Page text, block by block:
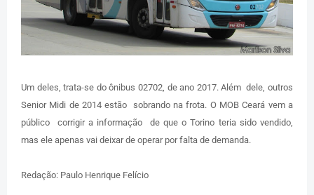
Um deles, trata-se do ônibus 02702, de ano 2017. Além dele, outros
Senior Midi de 2014 estão sobrando na frota. O MOB Ceará vem a
público corrigir a informação de que o Torino teria sido vendido,
mas ele apenas vai deixar de operar por falta de demanda.
Redação: Paulo Henrique Felício